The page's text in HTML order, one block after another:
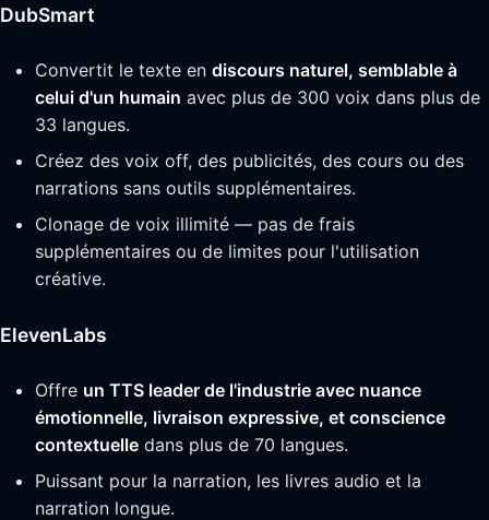
DubSmart
Convertit le texte en discours naturel, semblable à
celui d'un humain avec plus de 300 voix dans plus de
33 langues.
Créez des voix off, des publicités, des cours ou des
narrations sans outils supplémentaires.
Clonage de voix illimité — pas de frais
supplémentaires ou de limites pour l'utilisation
créative.
ElevenLabs
Offre un TTS leader de l'industrie avec nuance
émotionnelle, livraison expressive, et conscience
contextuelle dans plus de 70 langues.
Puissant pour la narration, les livres audio et la
narration longue.